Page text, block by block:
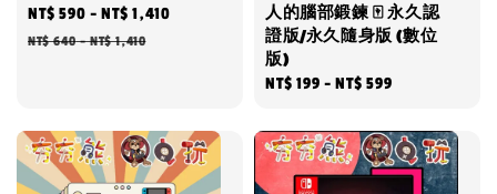
Sale
price
NT$ 590 -NT$ 1,410
NT$ 640-NT$ 1,410
人的腦部鍛鍊 🀄 永久認
證版/永久隨身版 (數位
版)
Regular
NT$ 199 -NT$ 599